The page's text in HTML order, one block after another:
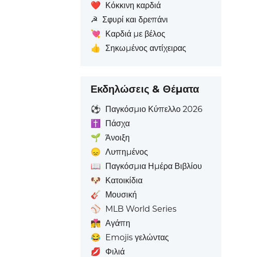
❤️ Κόκκινη καρδιά
☭ Σφυρί και δρεπάνι
💘 Καρδιά με βέλος
👍 Σηκωμένος αντίχειρας
Εκδηλώσεις & Θέματα
⚽ Παγκόσμιο Κύπελλο 2026
✝️
Πάσχα
🌱 Άνοιξη
😞 Λυπημένος
📖 Παγκόσμια Ημέρα Βιβλίου
🐶 Κατοικίδια
🎸 Μουσική
⚾ MLB World Series
👩‍❤️‍💋‍👨 Αγάπη
😂 Emojis γελώντας
💋 Φιλιά